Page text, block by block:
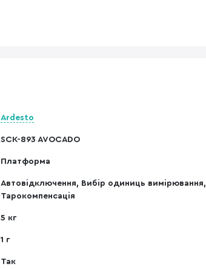
Ardesto
SCK-893 AVOCADO
Платформа
Автовідключення, Вибір одиниць вимірювання,
Тарокомпенсація
5 кг
1 г
Так